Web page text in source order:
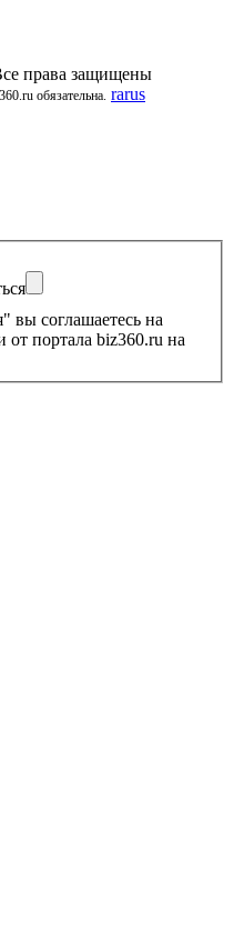
права защищены
обязательна. rarus
вы соглашаетесь на
от портала biz360.ru на